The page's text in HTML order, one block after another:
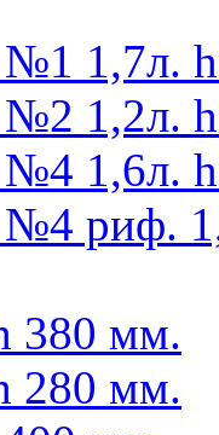
1,7л.
1,2л.
1,6л.
риф.
380 мм.
280 мм.